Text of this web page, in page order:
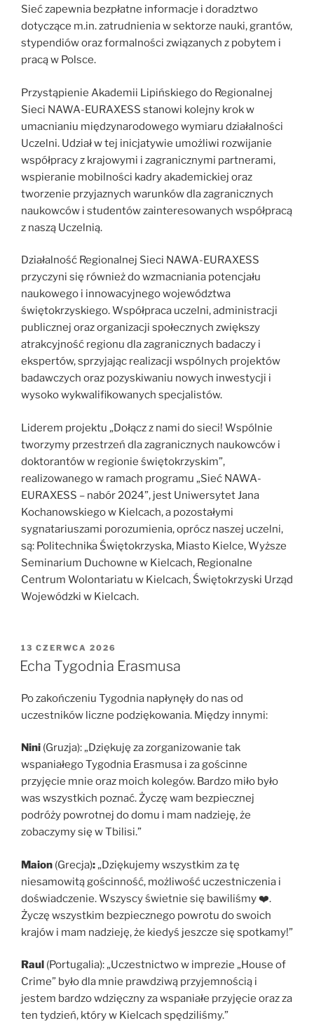
Sieć zapewnia bezpłatne informacje i doradztwo
dotyczące m.in. zatrudnienia w sektorze nauki, grantów,
stypendiów oraz formalności związanych z pobytem i
pracą w Polsce.
Przystąpienie Akademii Lipińskiego do Regionalnej
Sieci NAWA-EURAXESS stanowi kolejny krok w
umacnianiu międzynarodowego wymiaru działalności
Uczelni. Udział w tej inicjatywie umożliwi rozwijanie
współpracy z krajowymi i zagranicznymi partnerami,
wspieranie mobilności kadry akademickiej oraz
tworzenie przyjaznych warunków dla zagranicznych
naukowców i studentów zainteresowanych współpracą
z naszą Uczelnią.
Działalność Regionalnej Sieci NAWA-EURAXESS
przyczyni się również do wzmacniania potencjału
naukowego i innowacyjnego województwa
świętokrzyskiego. Współpraca uczelni, administracji
publicznej oraz organizacji społecznych zwiększy
atrakcyjność regionu dla zagranicznych badaczy i
ekspertów, sprzyjając realizacji wspólnych projektów
badawczych oraz pozyskiwaniu nowych inwestycji i
wysoko wykwalifikowanych specjalistów.
Liderem projektu „Dołącz z nami do sieci! Wspólnie
tworzymy przestrzeń dla zagranicznych naukowców i
doktorantów w regionie świętokrzyskim”,
realizowanego w ramach programu „Sieć NAWA-
EURAXESS – nabór 2024”, jest Uniwersytet Jana
Kochanowskiego w Kielcach, a pozostałymi
sygnatariuszami porozumienia, oprócz naszej uczelni,
są: Politechnika Świętokrzyska, Miasto Kielce, Wyższe
Seminarium Duchowne w Kielcach, Regionalne
Centrum Wolontariatu w Kielcach, Świętokrzyski Urząd
Wojewódzki w Kielcach.
OPUBLIKOWANE
W
13 CZERWCA 2026
Echa Tygodnia Erasmusa
Po zakończeniu Tygodnia napłynęły do nas od
uczestników liczne podziękowania. Między innymi:
Nini (Gruzja): „Dziękuję za zorganizowanie tak
wspaniałego Tygodnia Erasmusa i za gościnne
przyjęcie mnie oraz moich kolegów. Bardzo miło było
was wszystkich poznać. Życzę wam bezpiecznej
podróży powrotnej do domu i mam nadzieję, że
zobaczymy się w Tbilisi.”
Maion (Grecja):„Dziękujemy wszystkim za tę
niesamowitą gościnność, możliwość uczestniczenia i
doświadczenie. Wszyscy świetnie się bawiliśmy ❤️.
Życzę wszystkim bezpiecznego powrotu do swoich
krajów i mam nadzieję, że kiedyś jeszcze się spotkamy!”
Raul (Portugalia): „Uczestnictwo w imprezie „House of
Crime” było dla mnie prawdziwą przyjemnością i
jestem bardzo wdzięczny za wspaniałe przyjęcie oraz za
ten tydzień, który w Kielcach spędziliśmy.”